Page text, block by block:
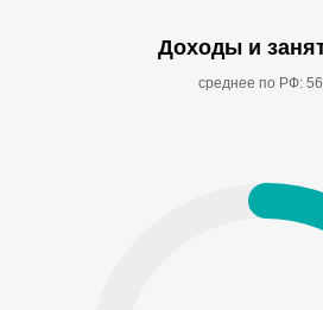
Доходы и
среднее по РФ: